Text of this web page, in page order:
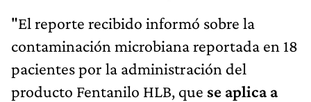
"El reporte recibido informó sobre la
contaminación microbiana reportada en 18
pacientes por la administración del
producto Fentanilo HLB, que se aplica a